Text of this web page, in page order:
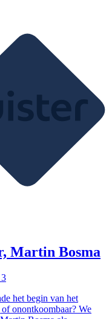
Martin Bosma
het begin van het
onontkoombaar? We